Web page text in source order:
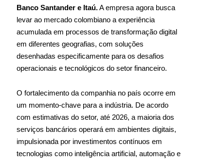
Banco Santander e Itaú.A empresa agora busca
levar ao mercado colombiano a experiência
acumulada em processos de transformação digital
em diferentes geografias, com soluções
desenhadas especificamente para os desafios
operacionais e tecnológicos do setor financeiro.
O fortalecimento da companhia no país ocorre em
um momento-chave para a indústria. De acordo
com estimativas do setor, até 2026, a maioria dos
serviços bancários operará em ambientes digitais,
impulsionada por investimentos contínuos em
tecnologias como inteligência artificial, automação e